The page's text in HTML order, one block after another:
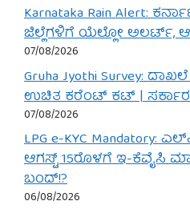
Karnataka Rain Alert:
ಜಿಲ್ಲೆಗಳಿಗೆ ಯೆಲ್ಲೋ ಅಲರ್ಟ್,
07/08/2026
Gruha Jyothi Survey:
ಉಚಿತ ಕರೆಂಟ್ ಕಟ್ |
07/08/2026
LPG e-KYC Mandatory:
ಆಗಸ್ಟ್ 15ರೊಳಗೆ ಇ-ಕೆವೈಸಿ
ಬಂದ್!?
06/08/2026